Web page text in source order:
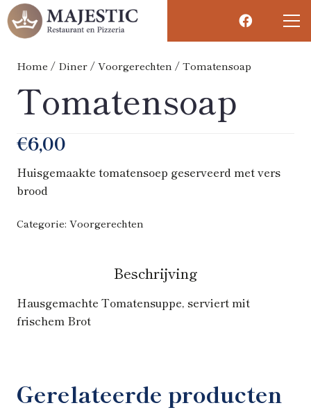
Home / Diner /Voorgerechten / Tomatensoap
Tomatensoap
€6,00
Huisgemaakte tomatensoep geserveerd met vers
brood
Categorie: Voorgerechten
Beschrijving
Hausgemachte Tomatensuppe, serviert mit
frischem Brot
Gerelateerde producten